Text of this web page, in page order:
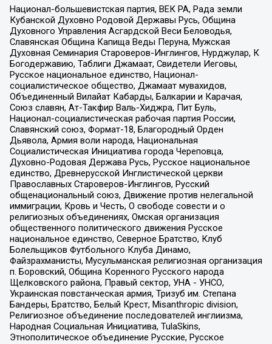
Национал-большевистская партия, ВЕК РА, Рада земли
Кубанской Духовно Родовой Державы Русь, Община
Духовного Управления Асгардской Веси Беловодья,
Славянская Община Капища Веды Перуна, Мужская
Духовная Семинария Староверов-Инглингов, Нурджулар, К
Богодержавию, Таблиги Джамаат, Свидетели Иеговы,
Русское национальное единство, Национал-
социалистическое общество, Джамаат мувахидов,
Объединенный Вилайат Кабарды, Балкарии и Карачая,
Союз славян, Ат-Такфир Валь-Хиджра, Пит Буль,
Национал-социалистическая рабочая партия России,
Славянский союз, Формат-18, Благородный Орден
Дьявола, Армия воли народа, Национальная
Социалистическая Инициатива города Череповца,
Духовно-Родовая Держава Русь, Русское национальное
единство, Древнерусской Инглистической церкви
Православных Староверов-Инглингов, Русский
общенациональный союз, Движение против нелегальной
иммиграции, Кровь и Честь, О свободе совести и о
религиозных объединениях, Омская организация
общественного политического движения Русское
национальное единство, Северное Братство, Клуб
Болельщиков Футбольного Клуба Динамо,
Файзрахманисты, Мусульманская религиозная организация
п. Боровский, Община Коренного Русского народа
Щелковского района, Правый сектор, УНА - УНСО,
Украинская повстанческая армия, Тризуб им. Степана
Бандеры, Братство, Белый Крест, Misanthropic division,
Религиозное объединение последователей инглиизма,
Народная Социальная Инициатива, TulaSkins,
Этнополитическое объединение Русские, Русское